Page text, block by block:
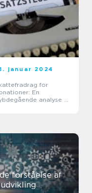
januar 2024
for
En
analyse af
forståelse af